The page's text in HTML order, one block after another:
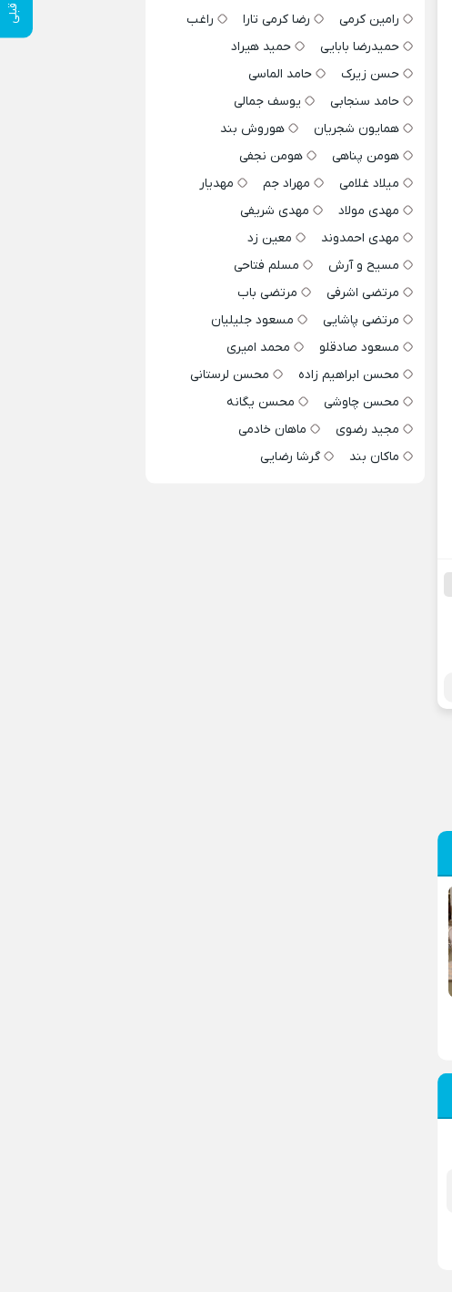
رامین کرمی
رضا کرمی تارا
راغب
حمیدرضا بابایی
حمید هیراد
حسن زیرک
حامد الماسی
حامد سنجابی
یوسف جمالی
همایون شجریان
هوروش بند
هومن پناهی
هومن نجفی
میلاد غلامی
مهراد جم
مهدیار
مهدی مولاد
مهدی شریفی
مهدی احمدوند
معین زد
مسیح و آرش
مسلم فتاحی
مرتضی اشرفی
مرتضی باب
مرتضی پاشایی
مسعود جلیلیان
مسعود صادقلو
محمد امیری
محسن ابراهیم زاده
محسن لرستانی
محسن چاوشی
محسن یگانه
مجید رضوی
ماهان خادمی
ماکان بند
گرشا رضایی